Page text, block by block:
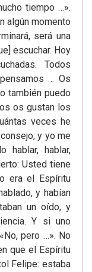
tiempo …».
algún momento
será una
escuchar. Hoy
Todos
… Os
también puedo
os gustan los
veces he
y yo me
hablar, hablar,
Usted tiene
era el Espíritu
y habían
un oído, y
Y si uno
pero …». No
que el Espíritu
Felipe: estaba